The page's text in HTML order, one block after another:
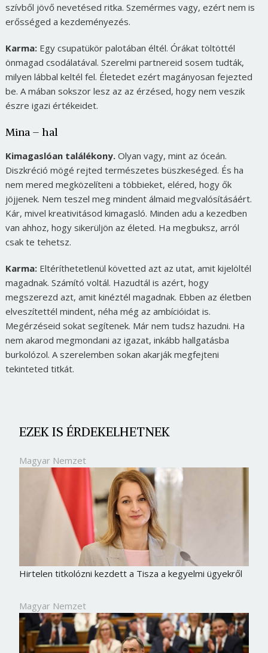
szívből jövő nevetésed ritka. Szemérmes vagy, ezért nem is
erősséged a kezdeményezés.
Karma:Egy csupatükör palotában éltél. Órákat töltöttél
önmagad csodálatával. Szerelmi partnereid sosem tudták,
milyen lábbal keltél fel. Életedet ezért magányosan fejezted
be. A mában sokszor lesz az az érzésed, hogy nem veszik
észre igazi értékeidet.
Mina – hal
Kimagaslóan találékony.Olyan vagy, mint az óceán.
Diszkréció mögé rejted természetes büszkeséged. És ha
nem mered megközelíteni a többieket, eléred, hogy ők
jöjjenek. Nem teszel meg mindent álmaid megvalósításáért.
Kár, mivel kreativitásod kimagasló. Minden adu a kezedben
van ahhoz, hogy sikerüljön az életed. Ha megbuksz, arról
csak te tehetsz.
Karma:Eltéríthetetlenül követted azt az utat, amit kijelöltél
magadnak. Számító voltál. Hazudtál is azért, hogy
megszerezd azt, amit kinéztél magadnak. Ebben az életben
elveszítettél mindent, néha még az ambícióidat is.
Megérzéseid sokat segítenek. Már nem tudsz hazudni. Ha
nem akarod megmondani az igazat, inkább hallgatásba
burkolózol. A szerelemben sokan akarják megfejteni
tekinteted titkát.
EZEK IS ÉRDEKELHETNEK
Magyar Nemzet
Hirtelen titkolózni kezdett a Tisza a kegyelmi ügyekről
Magyar Nemzet
E-mail cím vagy felhasználónév